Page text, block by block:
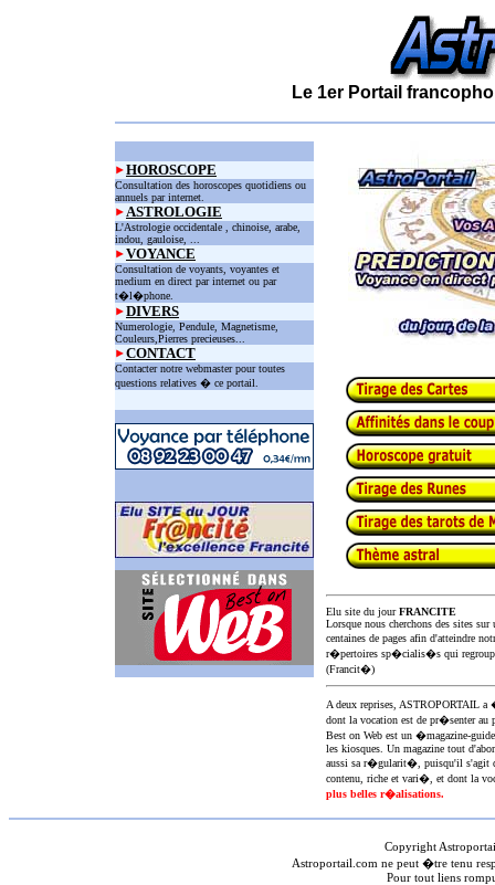
Le 1er Portail
HOROSCOPE
Consultation des horoscopes quotidiens ou
annuels par internet.
ASTROLOGIE
L'Astrologie occidentale , chinoise, arabe,
indou, gauloise, ...
VOYANCE
Consultation de voyants, voyantes et
medium en direct par internet ou par
t�l�phone.
DIVERS
Numerologie, Pendule, Magnetisme,
Couleurs,Pierres precieuses...
CONTACT
Contacter notre webmaster pour toutes
questions relatives � ce portail.
Elu site du jourFRANCITE
Lorsque nous cherchons des sites
centaines de pages afin d'atteindre
r�pertoires sp�cialis�s qui
(Francit�)
A deux reprises,
dont la vocation est de pr�senter au
Best on Web est un �magazine-
les kiosques. Un magazine tout
aussi sa r�gularit�, puisqu'il s'agit
contenu, riche et vari�, et dont la
plus belles r�alisations.
Copyright
Astroportail.com ne peut �tre tenu
Pour tout liens